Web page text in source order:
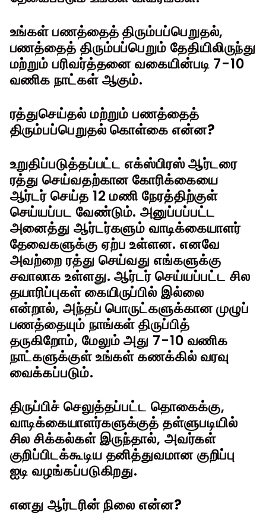
உங்கள் பணத்தைத் திரும்பப்பெறுதல்,
பணத்தைத் திரும்பப்பெறும் தேதியிலிருந்து
மற்றும் பரிவர்த்தனை வகையின்படி 7-10
வணிக நாட்கள் ஆகும்.
ரத்துசெய்தல் மற்றும் பணத்தைத்
திரும்பப்பெறுதல் கொள்கை என்ன?
உறுதிப்படுத்தப்பட்ட எக்ஸ்பிரஸ் ஆர்டரை
ரத்து செய்வதற்கான கோரிக்கையை
ஆர்டர் செய்த 12 மணி நேரத்திற்குள்
செய்யப்பட வேண்டும். அனுப்பப்பட்ட
அனைத்து ஆர்டர்களும் வாடிக்கையாளர்
தேவைகளுக்கு ஏற்ப உள்ளன. எனவே
அவற்றை ரத்து செய்வது எங்களுக்கு
சவாலாக உள்ளது. ஆர்டர் செய்யப்பட்ட சில
தயாரிப்புகள் கையிருப்பில் இல்லை
என்றால், அந்தப் பொருட்களுக்கான முழுப்
பணத்தையும் நாங்கள் திருப்பித்
தருகிறோம், மேலும் அது 7-10 வணிக
நாட்களுக்குள் உங்கள் கணக்கில் வரவு
வைக்கப்படும்.
திருப்பிச் செலுத்தப்பட்ட தொகைக்கு,
வாடிக்கையாளர்களுக்குத் தள்ளுபடியில்
சில சிக்கல்கள் இருந்தால், அவர்கள்
குறிப்பிடக்கூடிய தனித்துவமான குறிப்பு
ஐடி வழங்கப்படுகிறது.
எனது ஆர்டரின் நிலை என்ன?